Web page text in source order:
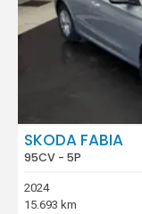
SKODA FABIA
95CV - 5P
2024
15.693 km